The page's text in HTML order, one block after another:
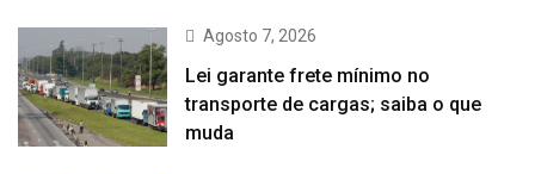
Agosto 7, 2026
Lei garante frete mínimo no
transporte de cargas; saiba o que
muda